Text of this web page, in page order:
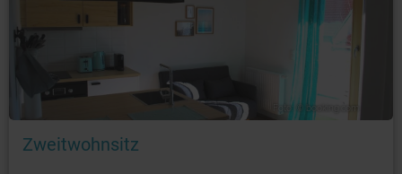
Foto: © booking.com
Zweitwohnsitz